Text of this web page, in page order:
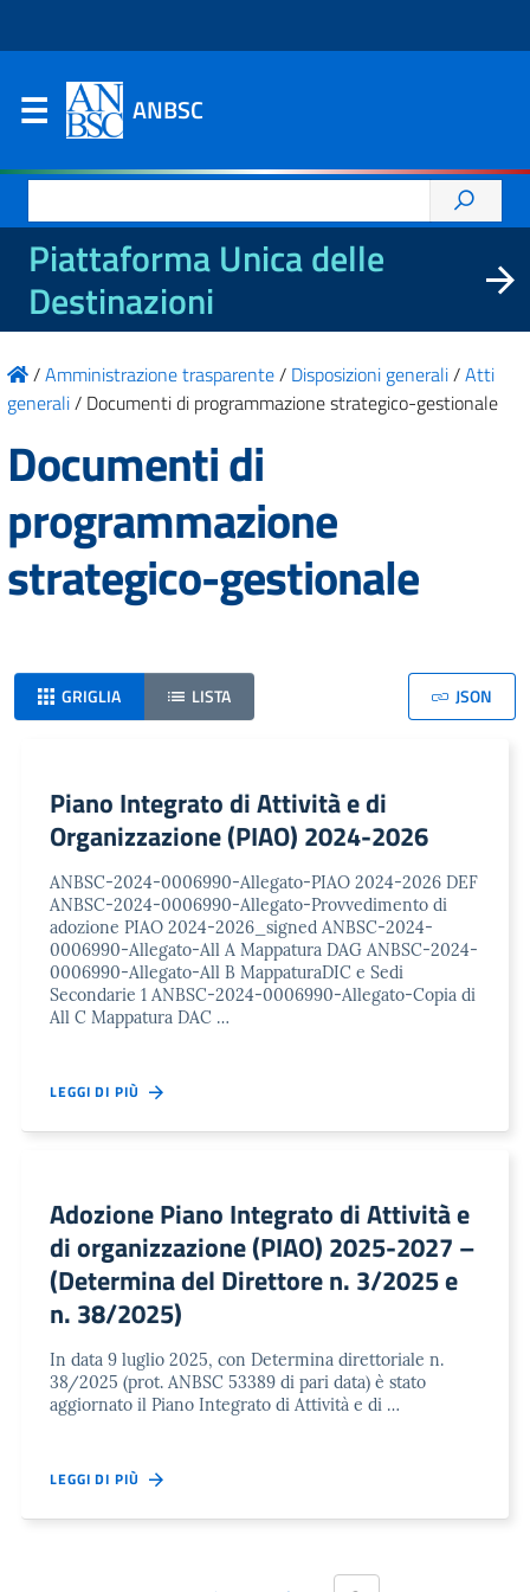
ANBSC
per:
Piattaforma Unica delle
Destinazioni
/Amministrazione trasparente/ Disposizioni generali/Atti
generali/ Documenti di programmazione strategico-gestionale
Documenti di
programmazione
strategico-gestionale
GRIGLIA LISTA JSON
Piano Integrato di Attività e di
Organizzazione (PIAO) 2024-2026
ANBSC-2024-0006990-Allegato-PIAO 2024-2026 DEF
ANBSC-2024-0006990-Allegato-Provvedimento di
adozione PIAO 2024-2026_signed ANBSC-2024-
0006990-Allegato-All A Mappatura DAG ANBSC-2024-
0006990-Allegato-All B MappaturaDIC e Sedi
Secondarie 1 ANBSC-2024-0006990-Allegato-Copia di
All C Mappatura DAC …
LEGGI DI PIÙ
Adozione Piano Integrato di Attività e
di organizzazione (PIAO) 2025-2027 –
(Determina del Direttore n. 3/2025 e
n. 38/2025)
In data 9 luglio 2025, con Determina direttoriale n.
38/2025 (prot. ANBSC 53389 di pari data) è stato
aggiornato il Piano Integrato di Attività e di …
LEGGI DI PIÙ